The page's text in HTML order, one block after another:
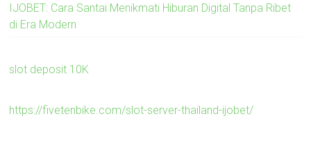
IJOBET: Cara Santai Menikmati Hiburan Digital Tanpa Ribet
di Era Modern
slot deposit 10K
https://fivetenbike.com/slot-server-thailand-ijobet/